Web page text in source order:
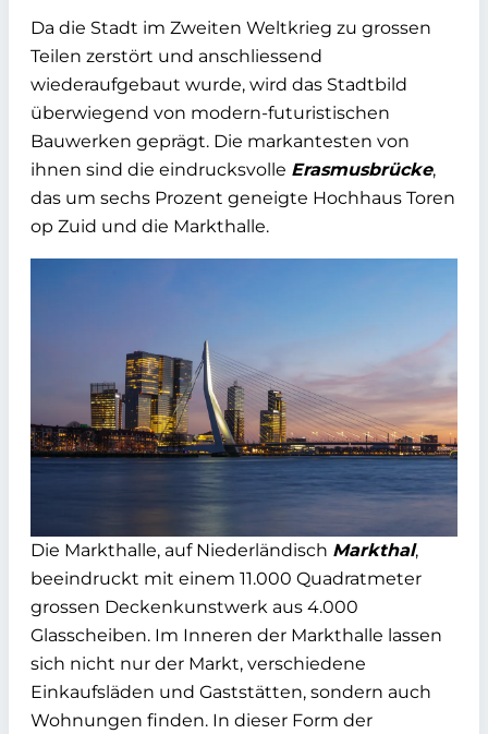
Da die Stadt im Zweiten Weltkrieg zu grossen
Teilen zerstört und anschliessend
wiederaufgebaut wurde, wird das Stadtbild
überwiegend von modern-futuristischen
Bauwerken geprägt. Die markantesten von
ihnen sind die eindrucksvolle Erasmusbrücke,
das um sechs Prozent geneigte Hochhaus Toren
op Zuid und die Markthalle.
Die Markthalle, auf Niederländisch Markthal,
beeindruckt mit einem 11.000 Quadratmeter
grossen Deckenkunstwerk aus 4.000
Glasscheiben. Im Inneren der Markthalle lassen
sich nicht nur der Markt, verschiedene
Einkaufsläden und Gaststätten, sondern auch
Wohnungen finden. In dieser Form der